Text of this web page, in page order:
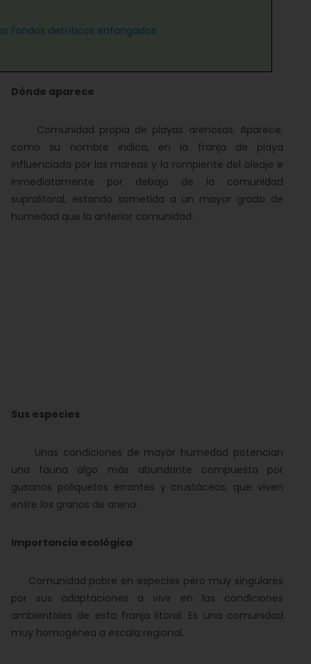
fondos detríticos enfangados
Dónde aparece
Comunidad propia de playas arenosas. Aparece,
como su nombre indica, en la franja de playa
influenciada por las mareas y la rompiente del oleaje e
inmediatamente por debajo de la comunidad
supralitoral, estando sometida a un mayor grado de
humedad que la anterior comunidad.
Sus especies
Unas condiciones de mayor humedad potencian
una fauna algo más abundante compuesta por
gusanos poliquetos errantes y crustáceos, que viven
entre los granos de arena.
Importancia ecológica
Comunidad pobre en especies pero muy singulares
por sus adaptaciones a vivir en las condiciones
ambientales de esta franja litoral. Es una comunidad
muy homogénea a escala regional.